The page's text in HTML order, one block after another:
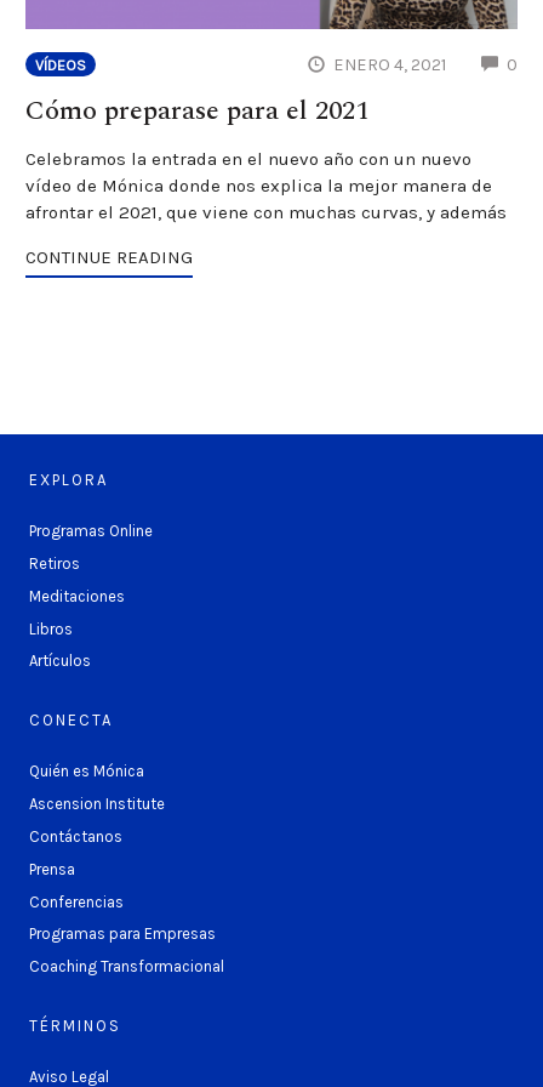
VÍDEOS ENERO 4, 2021 0
Cómo preparase para el 2021
Celebramos la entrada en el nuevo año con un nuevo
vídeo de Mónica donde nos explica la mejor manera de
afrontar el 2021, que viene con muchas curvas, y además
CONTINUE READING
EXPLORA
Programas Online
Retiros
Meditaciones
Libros
Artículos
CONECTA
Quién es Mónica
Ascension Institute
Contáctanos
Prensa
Conferencias
Programas para Empresas
Coaching Transformacional
TÉRMINOS
Aviso Legal